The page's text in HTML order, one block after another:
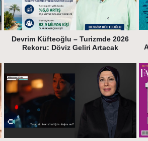
Devrim Küfteoğlu – Turizmde 2026
Rekoru: Döviz Geliri Artacak